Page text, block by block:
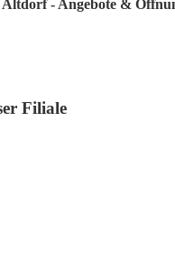
- Angebote &
Filiale